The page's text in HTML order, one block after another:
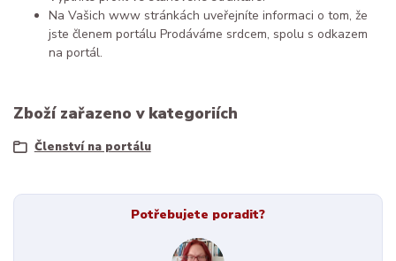
Na Vašich www stránkách uveřejníte informaci o tom, že
jste členem portálu Prodáváme srdcem, spolu s odkazem
na portál.
Zboží zařazeno v kategoriích
Členství na portálu
Potřebujete poradit?